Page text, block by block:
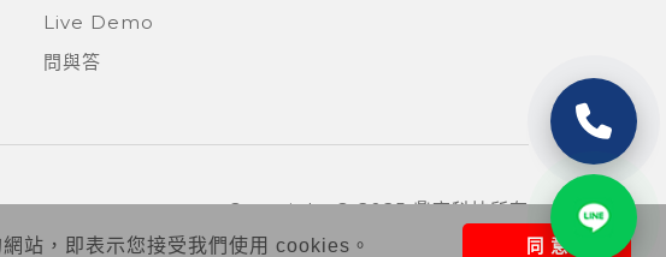
站，即表示您接受我們使用 cookies。 同 意
Live Demo
問與答
Copyright © 2025 鼎高科技所有